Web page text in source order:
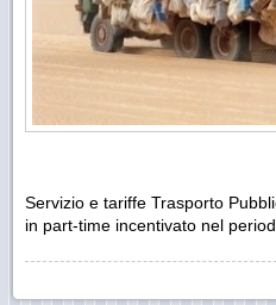
Servizio e tariffe Trasporto
in part-time incentivato nel